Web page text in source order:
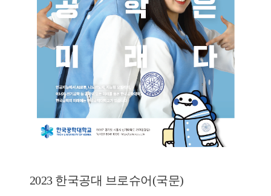
2023 한국공대 브로슈어(국문)